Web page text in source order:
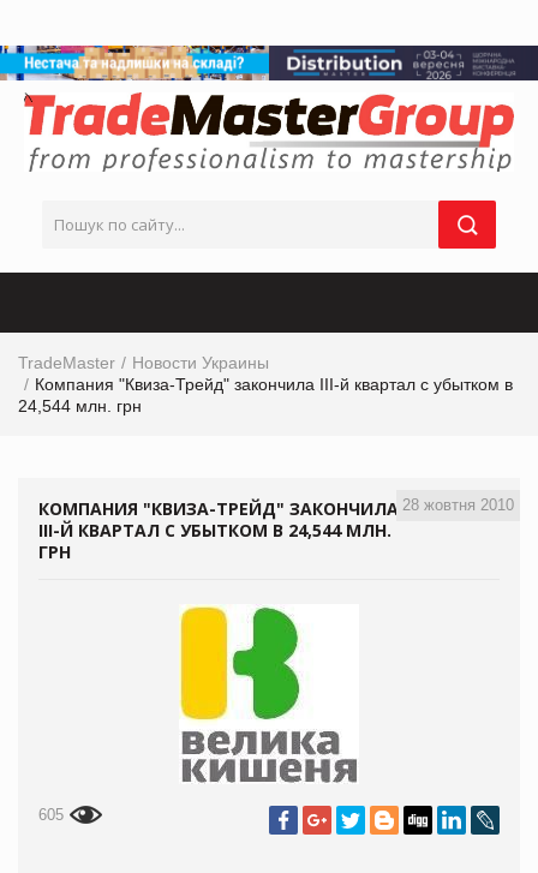
TradeMaster
Новости Украины
Компания "Квиза-Трейд" закончила III-й квартал с убытком в
24,544 млн. грн
28 жовтня 2010
КОМПАНИЯ "КВИЗА-ТРЕЙД" ЗАКОНЧИЛА
III-Й КВАРТАЛ С УБЫТКОМ В 24,544 МЛН.
ГРН
605